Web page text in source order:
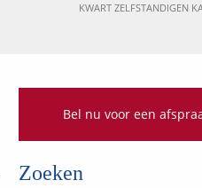
KWART ZELFSTANDIGEN
Bel nu voor een
Zoeken